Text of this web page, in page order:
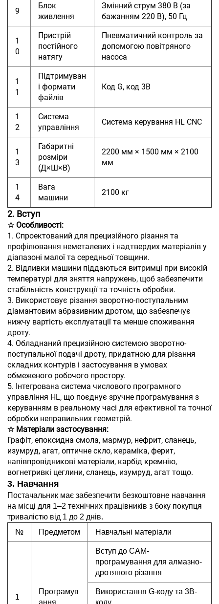
9
Блок
живлення
Змінний струм 380 В (за
бажанням 220 В), 50 Гц
1
0
Пристрій
постійного
натягу
Пневматичний контроль за
допомогою повітряного
насоса
1
1
Підтримуван
і формати
файлів
Код G, код 3B
1
2
Система
управління
Система керування HL CNC
1
3
Габаритні
розміри
(Д×Ш×В)
2200 мм × 1500 мм × 2100
мм
1
4
Вага
машини
2100 кг
2. Вступ
☆ Особливості:
1. Спроектований для прецизійного різання та
профілювання неметалевих і надтвердих матеріалів у
діапазоні малої та середньої товщини.
2. Відливки машини піддаються витримці при високій
температурі для зняття напружень, щоб забезпечити
стабільність конструкції та точність обробки.
3. Використовує різання зворотно-поступальним
діамантовим абразивним дротом, що забезпечує
нижчу вартість експлуатації та менше споживання
дроту.
4. Обладнаний прецизійною системою зворотно-
поступальної подачі дроту, придатною для різання
складних контурів і застосування в умовах
обмеженого робочого простору.
5. Інтегрована система числового програмного
управління HL, що поєднує зручне програмування з
керуванням в реальному часі для ефективної та точної
обробки неправильних геометрій.
☆ Матеріали застосування:
Графіт, епоксидна смола, мармур, нефрит, сланець,
изумруд, агат, оптичне скло, кераміка, ферит,
напівпровідникові матеріали, карбід кремнію,
вогнетривкі цеглини, сланець, изумруд, агат тощо.
3. Навчання
Постачальник має забезпечити безкоштовне навчання
на місці для 1–2 технічних працівників з боку покупця
тривалістю від 1 до 2 днів.
№
Предметом Навчальні матеріали
1
Програмув
ання
Вступ до CAM-
програмування для алмазно-
дротяного різання
Використання G-коду та 3B-
коду